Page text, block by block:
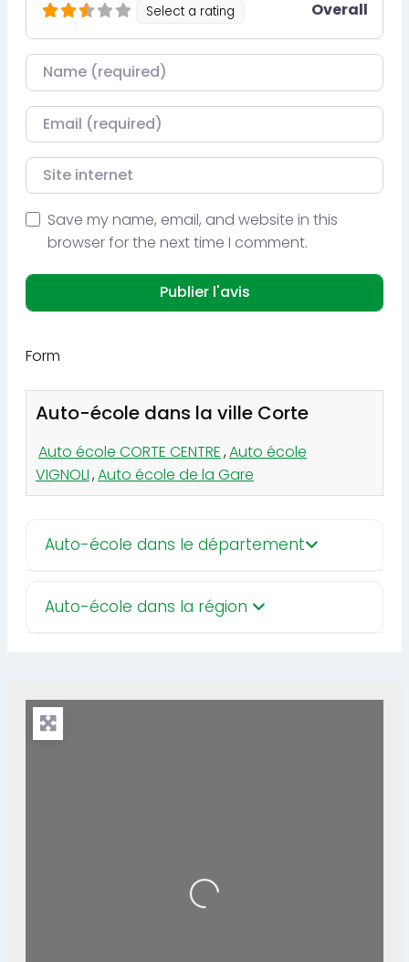
Select a rating Overall
Nom
Courriel
Site internet
Save my name, email, and website in this
browser for the next time I comment.
Form
Auto-école dans la ville Corte
Auto école CORTE CENTRE,Auto école
VIGNOLI,Auto école de la Gare
Auto-école dans le département
Auto-école dans la région
Loading...